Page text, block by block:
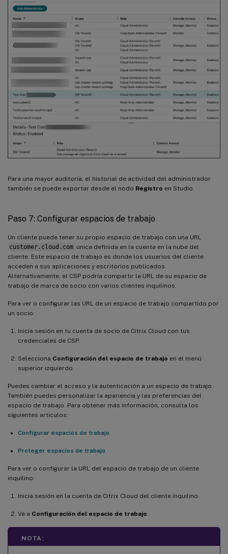
Para una mayor auditoría, el historial de actividad del administrador
también se puede exportar desde el nodo Registro en Studio.
Paso 7: Configurar espacios de trabajo
Un cliente puede tener su propio espacio de trabajo con una URL
customer.cloud.com única definida en la cuenta en la nube del
cliente. Este espacio de trabajo es donde los usuarios del cliente
acceden a sus aplicaciones y escritorios publicados.
Alternativamente, el CSP podría compartir la URL de su espacio de
trabajo de marca de socio con varios clientes inquilinos.
Para ver o configurar las URL de un espacio de trabajo compartido por
un socio:
Inicia sesión en tu cuenta de socio de Citrix Cloud con tus
credenciales de CSP.
Selecciona Configuración del espacio de trabajo en el menú
superior izquierdo.
Puedes cambiar el acceso y la autenticación a un espacio de trabajo.
También puedes personalizar la apariencia y las preferencias del
espacio de trabajo. Para obtener más información, consulta los
siguientes artículos:
Configurar espacios de trabajo
Proteger espacios de trabajo
Para ver o configurar la URL del espacio de trabajo de un cliente
inquilino:
Inicia sesión en la cuenta de Citrix Cloud del cliente inquilino.
Ve a Configuración del espacio de trabajo
NOTA: